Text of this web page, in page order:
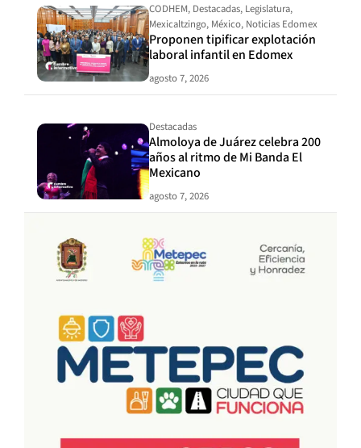
CODHEM, Destacadas, Legislatura,
Mexicaltzingo, México, Noticias Edomex
Proponen tipificar explotación
laboral infantil en Edomex
agosto 7, 2026
Destacadas
Almoloya de Juárez celebra 200
años al ritmo de Mi Banda El
Mexicano
agosto 7, 2026